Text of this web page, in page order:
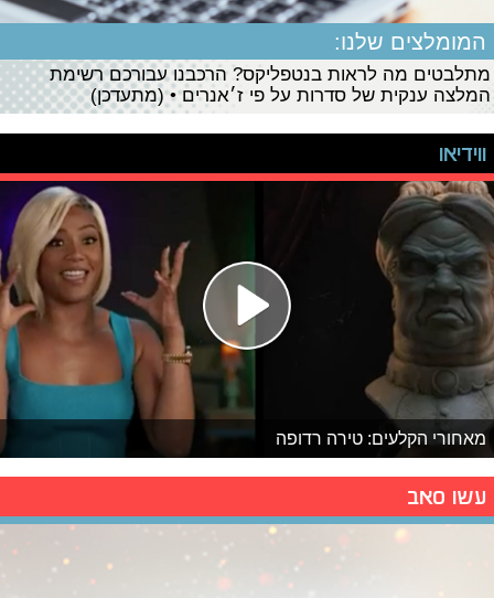
המומלצים שלנו:
מתלבטים מה לראות בנטפליקס? הרכבנו עבורכם רשימת
המלצה ענקית של סדרות על פי ז׳אנרים • (מתעדכן)
ווידיאו
מאחורי הקלעים: טירה רדופה
עשו סאב